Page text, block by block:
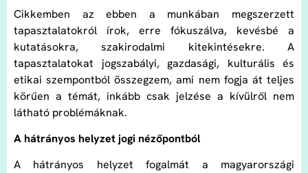
Cikkemben az ebben a munkában megszerzett
tapasztalatokról írok, erre fókuszálva, kevésbé a
kutatásokra, szakirodalmi kitekintésekre. A
tapasztalatokat jogszabályi, gazdasági, kulturális és
etikai szempontból összegzem, ami nem fogja át teljes
körűen a témát, inkább csak jelzése a kívülről nem
látható problémáknak.
A hátrányos helyzet jogi nézőpontból
A hátrányos helyzet fogalmát a magyarországi